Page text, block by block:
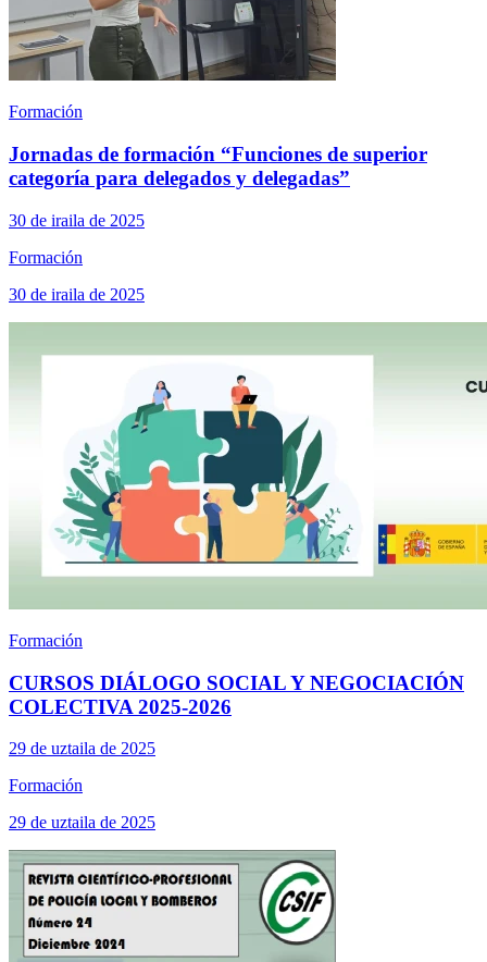
Formación
Jornadas de formación “Funciones de superior
categoría para delegados y delegadas”
30 de iraila de 2025
Formación
30 de iraila de 2025
Formación
CURSOS DIÁLOGO SOCIAL Y NEGOCIACIÓN
COLECTIVA 2025-2026
29 de uztaila de 2025
Formación
29 de uztaila de 2025